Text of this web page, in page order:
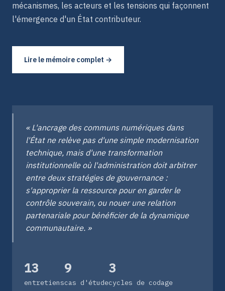
mécanismes, les acteurs et les tensions qui façonnent
l'émergence d'un État contributeur.
Lire le mémoire complet →
« L'ancrage des communs numériques dans
l'État ne relève pas d'une simple modernisation
technique, mais d'une transformation
institutionnelle où l'administration doit arbitrer
entre deux stratégies de gouvernance :
s'approprier la ressource pour en garder le
contrôle souverain, ou nouer une relation
partenariale pour bénéficier de la dynamique
communautaire. »
13
entretiens
9
cas d'étude
3
cycles de codage